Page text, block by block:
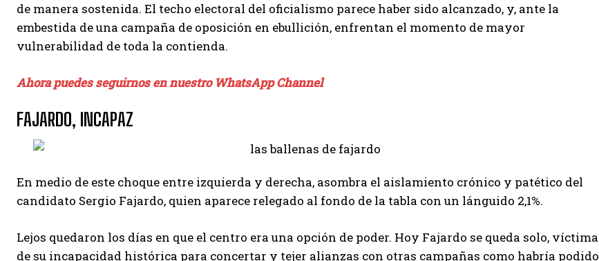
de manera sostenida. El techo electoral del oficialismo parece haber sido alcanzado, y, ante la
embestida de una campaña de oposición en ebullición, enfrentan el momento de mayor
vulnerabilidad de toda la contienda.
Ahora puedes seguirnos en nuestro WhatsApp Channel
FAJARDO, INCAPAZ
En medio de este choque entre izquierda y derecha, asombra el aislamiento crónico y patético del
candidato Sergio Fajardo, quien aparece relegado al fondo de la tabla con un lánguido 2,1%.
Lejos quedaron los días en que el centro era una opción de poder. Hoy Fajardo se queda solo, víctima
de su incapacidad histórica para concertar y tejer alianzas con otras campañas como habría podido